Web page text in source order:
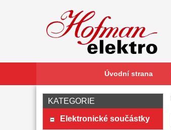
Úvodní strana
KATEGORIE
Elektronické součástky